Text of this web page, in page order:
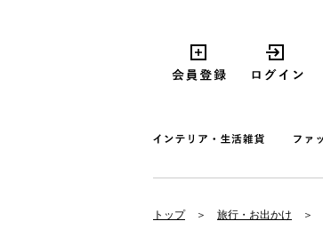
トップ 旅行・お出かけ